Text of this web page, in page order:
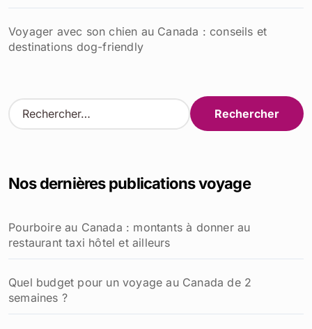
Voyager avec son chien au Canada : conseils et
destinations dog-friendly
R
e
r
e
r
Nos dernières publications voyage
Pourboire au Canada : montants à donner au
restaurant taxi hôtel et ailleurs
Quel budget pour un voyage au Canada de 2
semaines ?